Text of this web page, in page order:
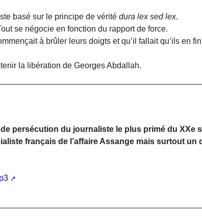
basé sur le principe de vérité dura lex sed lex.
se négocie en fonction du rapport de force.
à brûler leurs doigts et qu’il fallait qu’ils en
la libération de Georges Abdallah.
persécution du journaliste le plus primé du XXe
français de l’affaire Assange mais surtout un